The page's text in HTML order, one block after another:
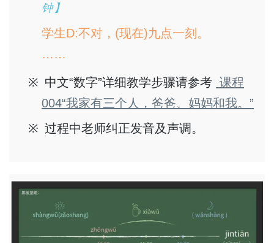
钟】
学生D:不对，(现在)九点一刻。
……
中文“数字”详细教学步骤请参考 课程
004“我家有三个人，爸爸、妈妈和我。”
过程中老师纠正发音及声调。